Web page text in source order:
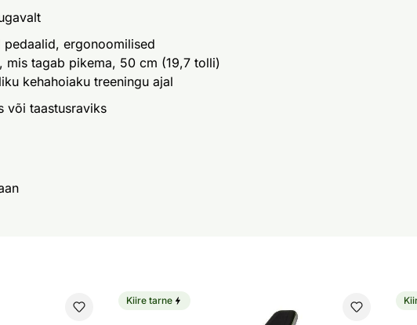
ergonoomilised
mis tagab pikema, 50 cm (19,7 tolli)
kehahoiaku treeningu ajal
või taastusraviks
Mini Bike Treeningpink Tunturi UB20 Utility Bench
Kiire tarne